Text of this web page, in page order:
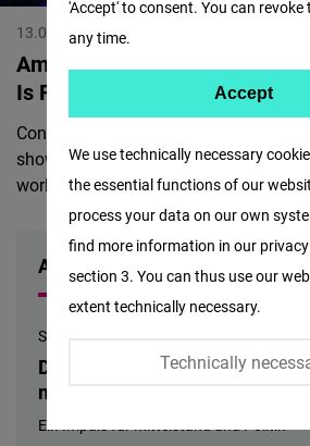
13.07.2026 Frederic Spohr
America Leads, China Is
Is Falling Behind
Control over AI chatbots means
shows that Chinese apps are now
world. Europe is losing ground.
ACARA
Senin, 10.08.2026, 19:00 hrs
Die Gesellschaft läuft – aber
mehr
Ein Impuls für Mittelstand und Politik
We use technically necessary
the essential functions of our
process your data on our own
find more information in our
section 3. You can thus use our
extent technically necessary.
Technically
'Accept' to consent. You can
any time.
Facebook
Embed
Twitter
Embed
Accept